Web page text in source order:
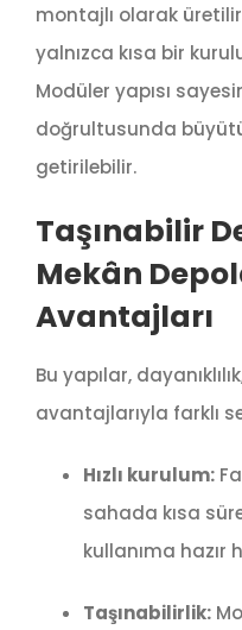
montajlı olarak
yalnızca kısa bir
Modüler yapısı
doğrultusunda
getirilebilir.
Taşınabilir
Mekân
Avantajları
Bu yapılar,
avantajlarıyla farklı
Hızlı kurulum:
sahada kısa
kullanıma hazır
Taşınabilirlik: